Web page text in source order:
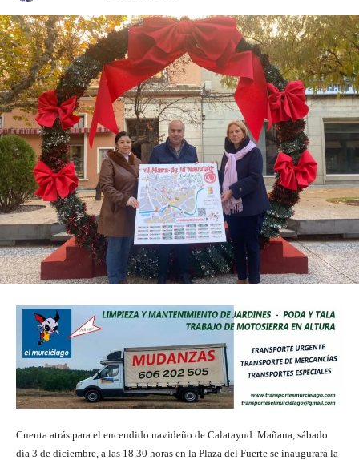
Cuenta atrás para el encendido navideño de Calatayud. Mañana, sábado
día 3 de diciembre, a las 18.30 horas en la Plaza del Fuerte se inaugurará la